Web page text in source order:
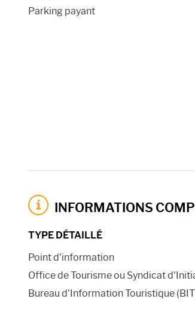
Parking payant
INFORMATIONS
TYPE DÉTAILLÉ
Point d'information
Office de Tourisme ou Syndicat
Bureau d'Information Touristique